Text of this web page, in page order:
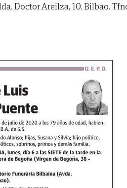
Doctor Areilza, 10. Bilbao.